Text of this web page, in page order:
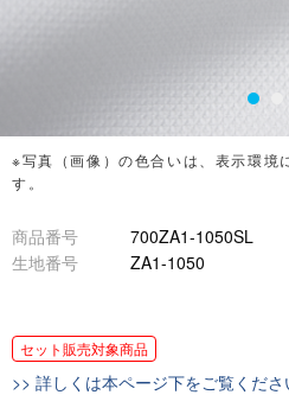
※写真（画像）の色合いは、表示環境
す。
商品番号
700ZA1-1050SL
生地番号
ZA1-1050
セット販売対象商品
>> 詳しくは本ページ下をご覧くださ